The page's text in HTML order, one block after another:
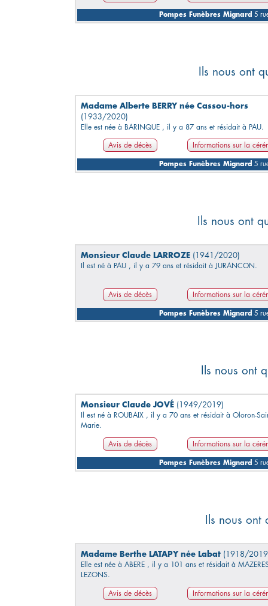
Pompes Funèbres Mignard 5
Ils nous ont
Madame Alberte BERRY née Cassou-hors
(1933/2020)
Elle est née à BARINQUE , il y a 87 ans et résidait à PAU.
Avis de décès Informations sur la
Pompes Funèbres Mignard 5
Ils nous ont
Monsieur Claude LARROZE (1941/2020)
Il est né à PAU , il y a 79 ans et résidait à JURANCON.
Avis de décès Informations sur la
Pompes Funèbres Mignard 5
Ils nous ont
Monsieur Claude JOVÉ (1949/2019)
Il est né à ROUBAIX , il y a 70 ans et résidait à Oloron-
Marie.
Avis de décès Informations sur la
Pompes Funèbres Mignard 5
Ils nous
Madame Berthe LATAPY née Labat (1918/
Elle est née à ABERE , il y a 101 ans et résidait à
LEZONS.
Avis de décès Informations sur la